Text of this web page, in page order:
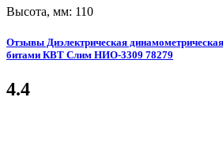
Высота, мм: 110
Отзывы Диэлектрическая
битами КВТ Слим НИО-3309 78279
4.4